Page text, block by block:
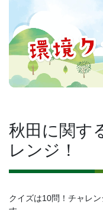
秋田に関す
レンジ！
クイズは10問！チャレ